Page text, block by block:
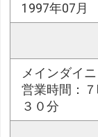
1997年07月
メインダイ
営業時間：
３０分